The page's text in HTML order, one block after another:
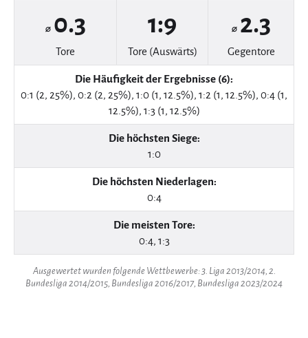
⌀ 0.3
Tore
1:9
Tore (Auswärts)
⌀ 2.3
Gegentore
Die Häufigkeit der Ergebnisse (6):
0:1 (2, 25%), 0:2 (2, 25%), 1:0 (1, 12.5%), 1:2 (1, 12.5%), 0:4 (1,
12.5%), 1:3 (1, 12.5%)
Die höchsten Siege:
1:0
Die höchsten Niederlagen:
0:4
Die meisten Tore:
0:4, 1:3
Ausgewertet wurden folgende Wettbewerbe: 3. Liga 2013/2014, 2.
Bundesliga 2014/2015, Bundesliga 2016/2017, Bundesliga 2023/2024